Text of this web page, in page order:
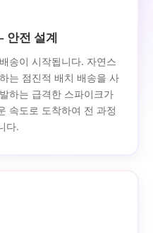
안전 설계
송이 시작됩니다. 자연스
는 점진적 배치 배송을 사
하는 급격한 스파이크가
속도로 도착하여 전 과정
다.